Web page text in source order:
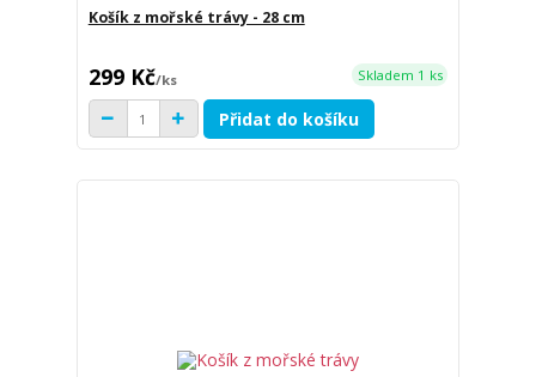
Košík z mořské trávy - 28 cm
299 Kč/ks Skladem 1 ks
Přidat do košíku